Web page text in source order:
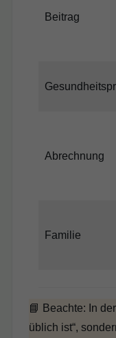
Beitrag
Abrechnung
Familie
📘 Beachte: In
üblich ist“,